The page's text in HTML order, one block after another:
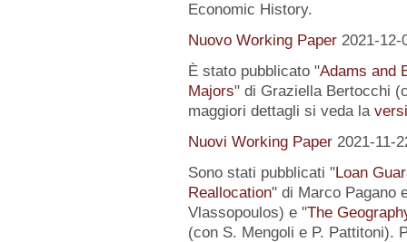
Economic History.
Nuovo Working Paper 2021-12-
È stato pubblicato "Adams and
Majors" di Graziella Bertocchi
maggiori dettagli si veda la
Nuovi Working Paper 2021-11-
Sono stati pubblicati "Loan
Reallocation" di Marco Pagano
Vlassopoulos) e "The
(con S. Mengoli e P. Pattitoni).